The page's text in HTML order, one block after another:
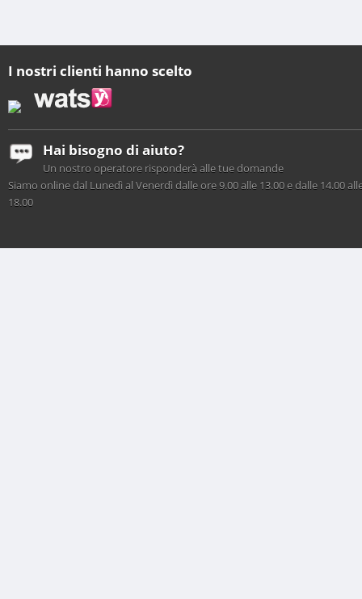
I nostri clienti hanno scelto
Hai bisogno di aiuto?
Un nostro operatore risponderà alle tue domande
Siamo online dal Lunedì al Venerdì dalle ore 9.00 alle 13.00 e dalle 14.00
18.00